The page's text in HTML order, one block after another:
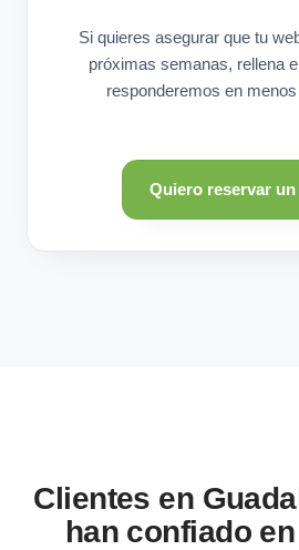
Si quieres asegurar que tu
próximas semanas, rellena
responderemos en
Quiero reservar un
Clientes en
han confiado